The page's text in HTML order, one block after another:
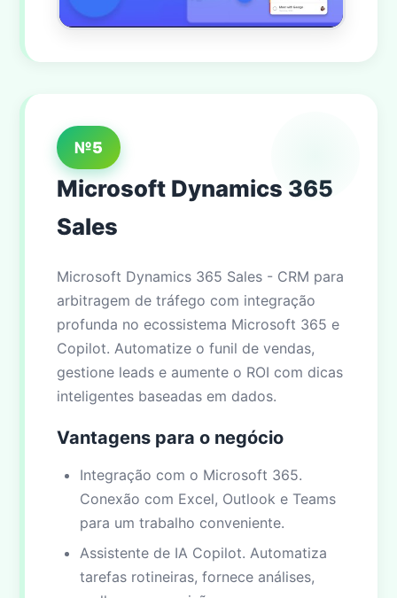
№5
Microsoft Dynamics 365
Sales
Microsoft Dynamics 365 Sales - CRM para
arbitragem de tráfego com integração
profunda no ecossistema Microsoft 365 e
Copilot. Automatize o funil de vendas,
gestione leads e aumente o ROI com dicas
inteligentes baseadas em dados.
Vantagens para o negócio
Integração com o Microsoft 365.
Conexão com Excel, Outlook e Teams
para um trabalho conveniente.
Assistente de IA Copilot. Automatiza
tarefas rotineiras, fornece análises,